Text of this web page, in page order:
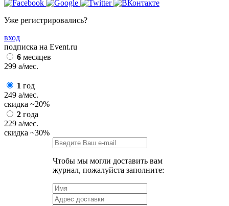
Уже регистрировались?
вход
подписка на Event.ru
6 месяцев
299 a/мес.
1 год
249 a/мес.
скидка ~20%
2 года
229 a/мес.
скидка ~30%
Чтобы мы могли доставить вам
журнал, пожалуйста заполните: